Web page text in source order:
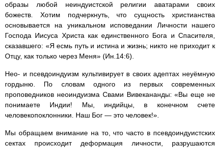
образы любой неиндуистской религии аватарами своих
божеств. Хотим подчеркнуть, что сущность христианства
основывается на уникальном исповедании Личности нашего
Господа Иисуса Христа как единственного Бога и Спасителя,
сказавшего: «Я есмь путь и истина и жизнь; никто не приходит к
Отцу, как только через Меня» (Ин.14:6).
Нео- и псевдоиндуизм культивирует в своих адептах неуёмную
гордыню. По словам одного из первых современных
проповедников неоиндуизма Свами Вивекананды: «Вы еще не
понимаете Индии! Мы, индийцы, в конечном счете
человекопоклонники. Наш Бог — это человек!».
Мы обращаем внимание на то, что часто в псевдоиндуистских
сектах происходит деформация личности, разрушаются